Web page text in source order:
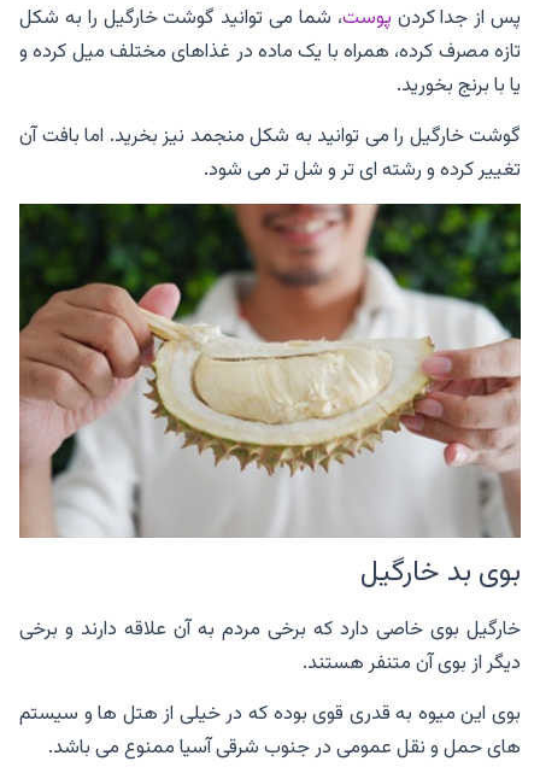
پس از جدا کردن پوست، شما می توانید گوشت خارگیل را به شکل
تازه مصرف کرده، همراه با یک ماده در غذاهای مختلف میل کرده و
یا با برنج بخورید.
گوشت خارگیل را می توانید به شکل منجمد نیز بخرید. اما بافت آن
تغییر کرده و رشته ای تر و شل تر می شود.
بوی بد خارگیل
خارگیل بوی خاصی دارد که برخی مردم به آن علاقه دارند و برخی
دیگر از بوی آن متنفر هستند.
بوی این میوه به قدری قوی بوده که در خیلی از هتل ها و سیستم
های حمل و نقل عمومی در جنوب شرقی آسیا ممنوع می باشد.